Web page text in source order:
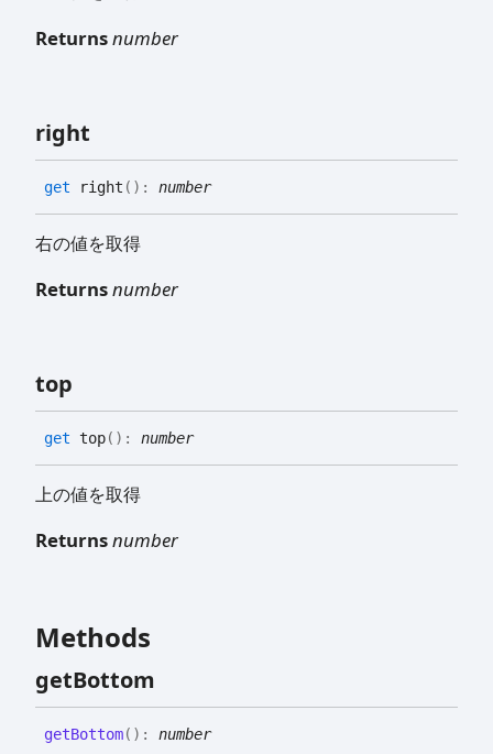
Returnsnumber
right
get right ( ) : number
右の値を取得
Returnsnumber
top
get top( ) : number
上の値を取得
Returnsnumber
Methods
getBottom
getBottom( ) : number